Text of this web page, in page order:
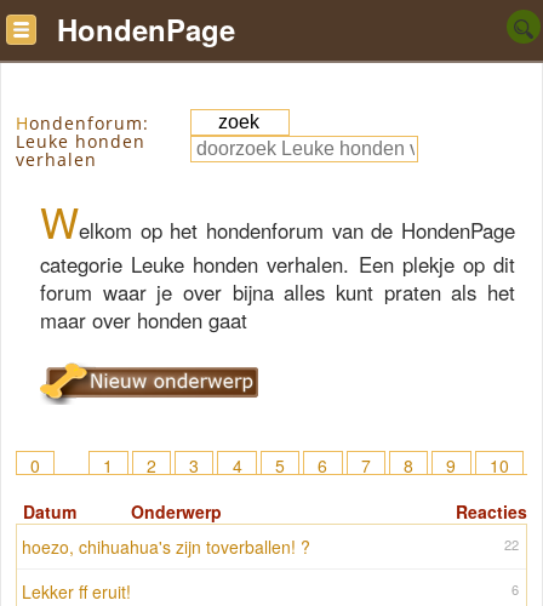
HondenPage
Hondenforum:
Leuke honden
verhalen
Welkom op het hondenforum van de HondenPage
categorie Leuke honden verhalen. Een plekje op dit
forum waar je over bijna alles kunt praten als het
maar over honden gaat
0 1 2 3 4 5 6 7 8 9
10
Reacties
Datum Onderwerp
22
hoezo, chihuahua's zijn toverballen! ?
6
Lekker ff eruit!